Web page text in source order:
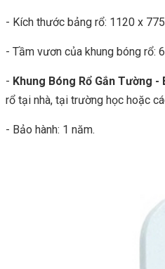
- Kích thước bảng rổ: 1120 x
- Tầm vươn của khung bóng rổ:
- Khung Bóng Rổ Gắn Tường -
rổ tại nhà, tại trường học hoặc
- Bảo hành: 1 năm.